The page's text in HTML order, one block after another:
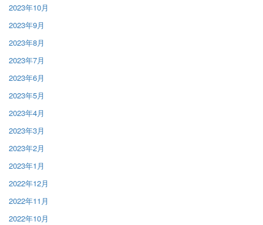
2023年10月
2023年9月
2023年8月
2023年7月
2023年6月
2023年5月
2023年4月
2023年3月
2023年2月
2023年1月
2022年12月
2022年11月
2022年10月